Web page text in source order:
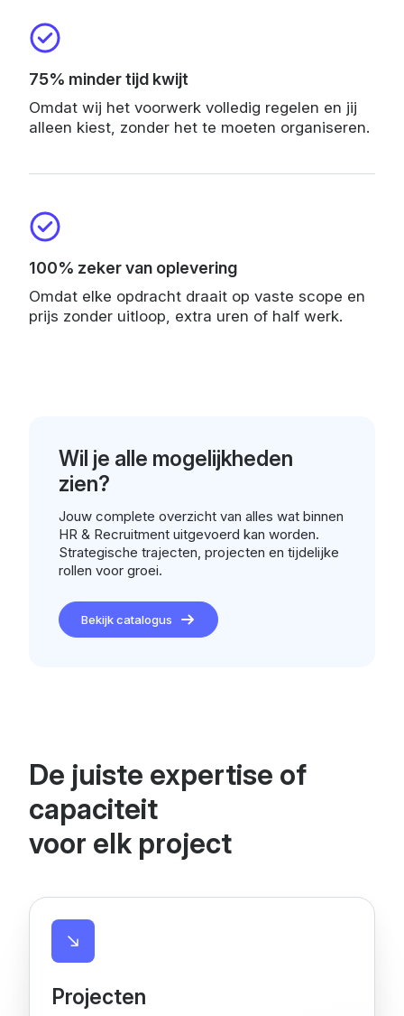
75% minder tijd kwijt
Omdat wij het voorwerk volledig regelen en jij
alleen kiest, zonder het te moeten organiseren.
100% zeker van oplevering
Omdat elke opdracht draait op vaste scope en
prijs zonder uitloop, extra uren of half werk.
Wil je alle mogelijkheden
zien?
Jouw complete overzicht van alles wat binnen
HR & Recruitment uitgevoerd kan worden.
Strategische trajecten, projecten en tijdelijke
rollen voor groei.
Bekijk catalogus
De juiste expertise of
capaciteit
voor elk project
Projecten